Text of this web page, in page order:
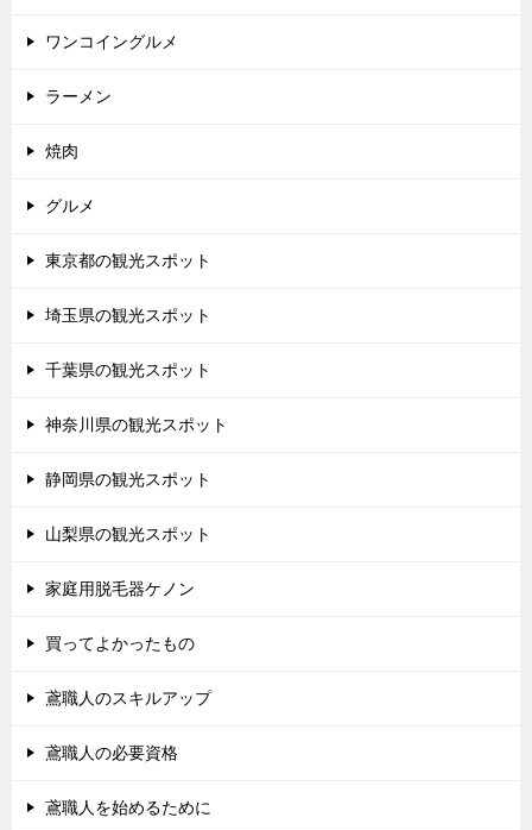
ワンコイングルメ
ラーメン
焼肉
グルメ
東京都の観光スポット
埼玉県の観光スポット
千葉県の観光スポット
神奈川県の観光スポット
静岡県の観光スポット
山梨県の観光スポット
家庭用脱毛器ケノン
買ってよかったもの
鳶職人のスキルアップ
鳶職人の必要資格
鳶職人を始めるために